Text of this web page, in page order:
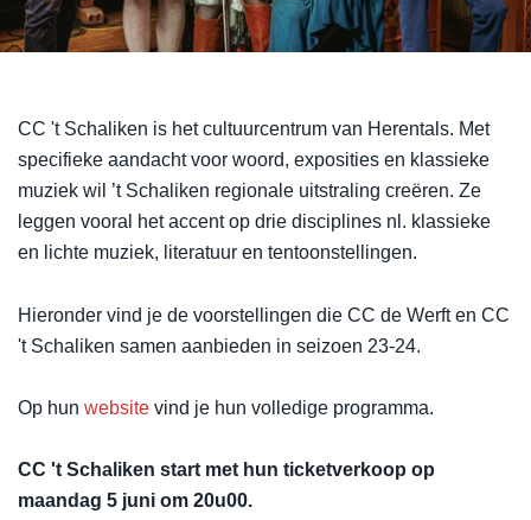
CC 't Schaliken is het cultuurcentrum van Herentals. Met
specifieke aandacht voor woord, exposities en klassieke
muziek wil ’t Schaliken regionale uitstraling creëren. Ze
leggen vooral het accent op drie disciplines nl. klassieke
en lichte muziek, literatuur en tentoonstellingen.
Hieronder vind je de voorstellingen die CC de Werft en CC
't Schaliken samen aanbieden in seizoen 23-24.
Op hun website vind je hun volledige programma.
CC 't Schaliken start met hun ticketverkoop op
maandag 5 juni om 20u00.